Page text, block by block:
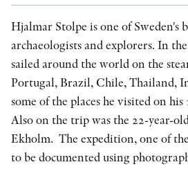
Hjalmar Stolpe is one of Sweden's
archaeologists and explorers. In
sailed around the world on the
Portugal, Brazil, Chile, Thailand,
some of the places he visited on
Also on the trip was the 22-year-
Ekholm. The expedition, one of
to be documented using